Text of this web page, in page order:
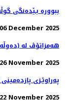
ببووره‌ بـێده‌نگی
06 December 2025
هه‌مزاتۆڤ له‌
26 November 2025
په‌راوێـزی
22 November 2025